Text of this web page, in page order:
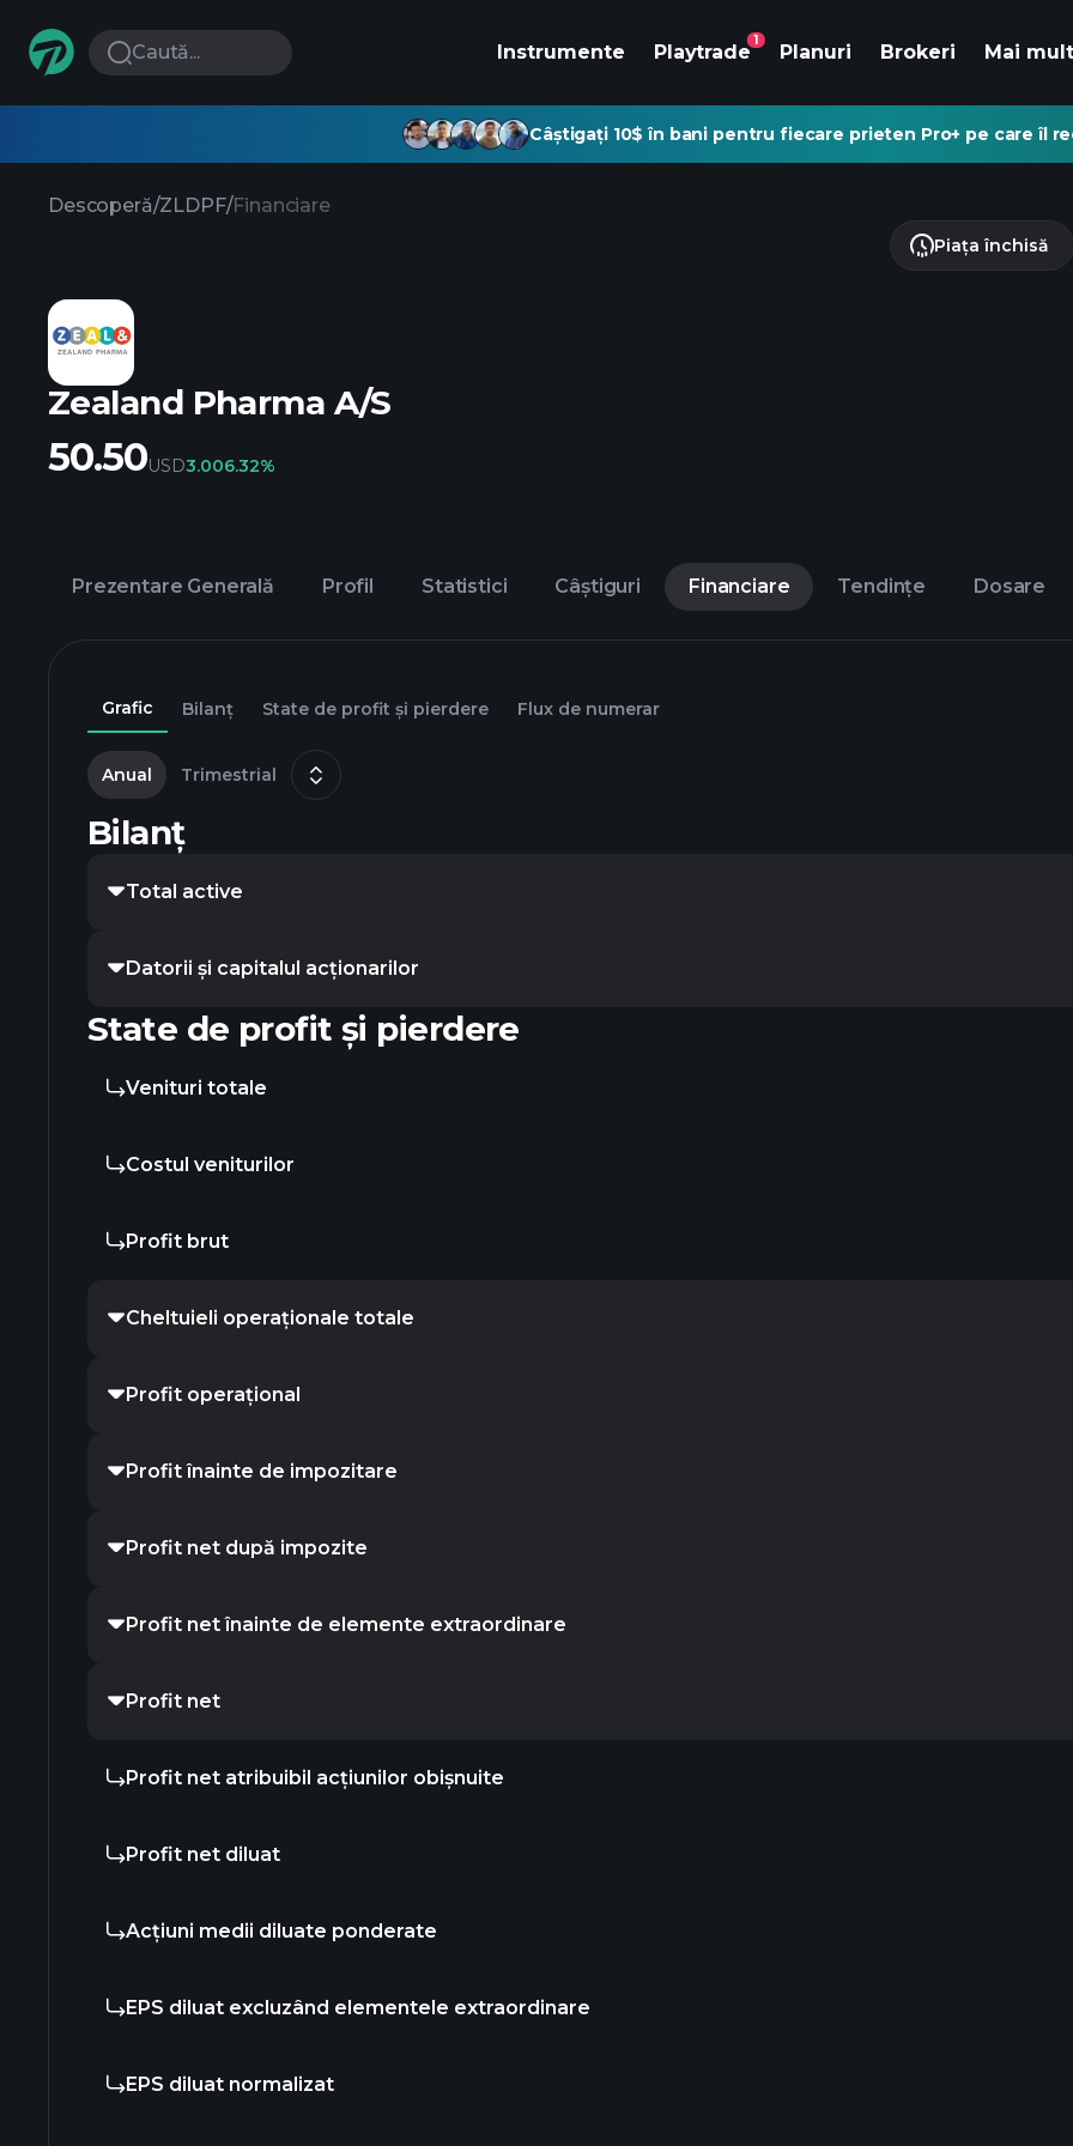
Caută... Instrumente Playtrade
1
Planuri Brokeri Mai mult
Câștigați 10$ în bani pentru fiecare prieten Pro+ pe care îl
Descoperă/ZLDPF/Financiare
Zealand Pharma A/S
Piața închisă
50.50USD3.006.32%
Prezentare Generală Profil Statistici Câștiguri Financiare Tendințe Dosare
Grafic Bilanț State de profit și pierdere Flux de numerar
Anual Trimestrial
Bilanț
Total active
Datorii și capitalul acționarilor
State de profit și pierdere
Venituri totale
Costul veniturilor
Profit brut
Cheltuieli operaționale totale
Profit operațional
Profit înainte de impozitare
Profit net după impozite
Profit net înainte de elemente extraordinare
Profit net
Profit net atribuibil acțiunilor obișnuite
Profit net diluat
Acțiuni medii diluate ponderate
EPS diluat excluzând elementele extraordinare
EPS diluat normalizat